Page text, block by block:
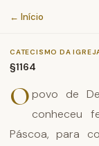
← Início
CATECISMO DA
§1164
Opovo de
conheceu
Páscoa, para